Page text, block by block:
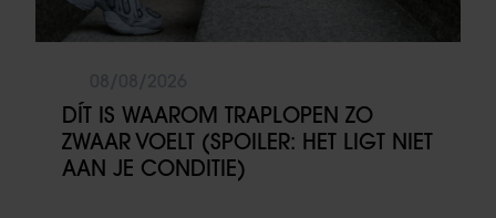
DÍT IS WAAROM TRAPLOPEN ZO
ZWAAR VOELT (SPOILER: HET LIGT NIET
AAN JE CONDITIE)